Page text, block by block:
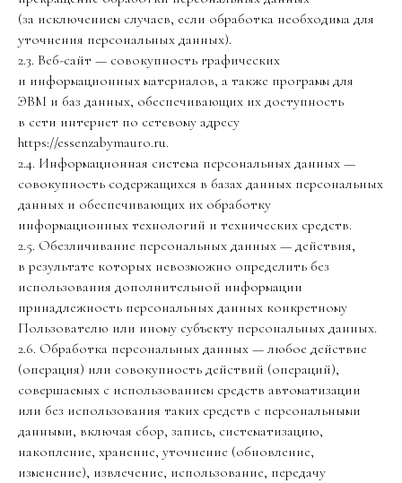
(за исключением случаев, если обработка необходима для
уточнения персональных данных).
2.3. Веб-сайт — совокупность графических
и информационных материалов, а также программ для
ЭВМ и баз данных, обеспечивающих их доступность
в сети интернет по сетевому адресу
https://essenzabymauro.ru.
2.4. Информационная система персональных данных —
совокупность содержащихся в базах данных персональных
данных и обеспечивающих их обработку
информационных технологий и технических средств.
2.5. Обезличивание персональных данных — действия,
в результате которых невозможно определить без
использования дополнительной информации
принадлежность персональных данных конкретному
Пользователю или иному субъекту персональных данных.
2.6. Обработка персональных данных — любое действие
(операция) или совокупность действий (операций),
совершаемых с использованием средств автоматизации
или без использования таких средств с персональными
данными, включая сбор, запись, систематизацию,
накопление, хранение, уточнение (обновление,
изменение), извлечение, использование, передачу